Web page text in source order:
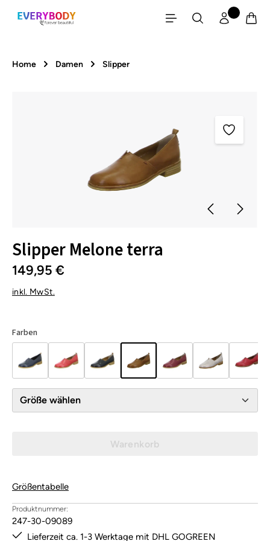
Zum Hauptinhalt springen
Home Damen Slipper
Slipper Melone terra
149,95 €
inkl. MwSt.
Farben
Größe wählen
Warenkorb
Größentabelle
Produktnummer:
247-30-09089
Lieferzeit ca. 1-3 Werktage mit DHL GOGREEN